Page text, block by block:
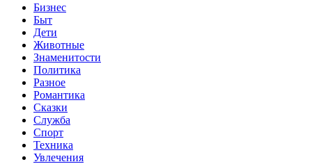
Бизнес
Быт
Дети
Животные
Знаменитости
Политика
Разное
Романтика
Сказки
Служба
Спорт
Техника
Увлечения